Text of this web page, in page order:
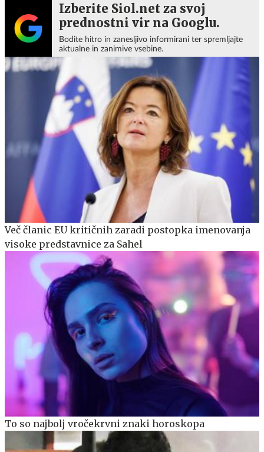
Izberite Siol.net za svoj
prednostni vir na Googlu.
Bodite hitro in zanesljivo informirani ter spremljajte
aktualne in zanimive vsebine.
Več članic EU kritičnih zaradi postopka imenovanja
visoke predstavnice za Sahel
To so najbolj vročekrvni znaki horoskopa